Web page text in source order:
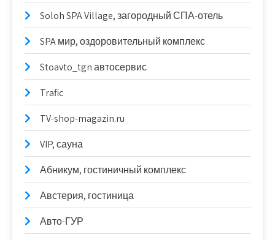
Soloh SPA Village, загородный СПА-отель
SPA мир, оздоровительный комплекс
Stoavto_tgn автосервис
Trafic
TV-shop-magazin.ru
VIP, сауна
Абникум, гостиничный комплекс
Австерия, гостиница
Авто-ГУР